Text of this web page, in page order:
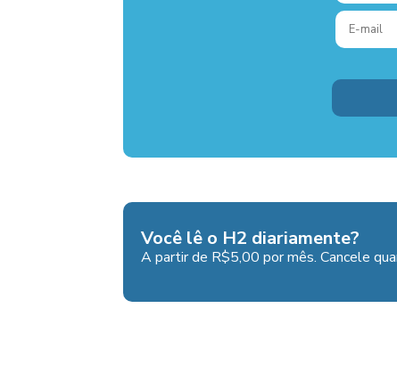
Você lê o H2 diariamente?
A partir de R$5,00 por mês. Cancele